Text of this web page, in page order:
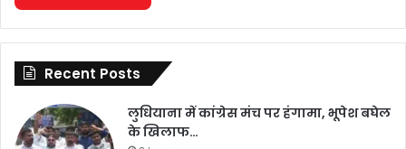
Recent Posts
लुधियाना में कांग्रेस मंच पर हंगामा, भूपेश बघेल
के खिलाफ…